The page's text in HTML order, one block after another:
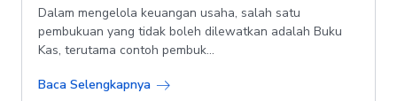
Dalam mengelola keuangan usaha, salah satu
pembukuan yang tidak boleh dilewatkan adalah Buku
Kas, terutama contoh pembuk...
Baca Selengkapnya